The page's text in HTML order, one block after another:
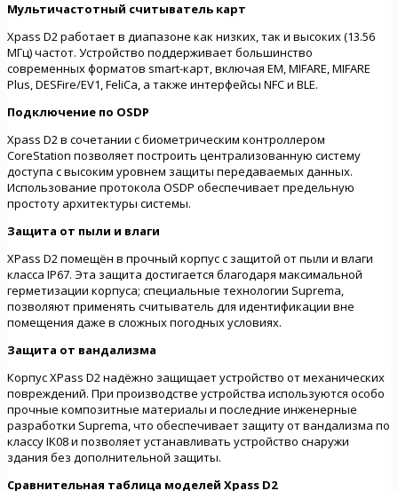
Мультичастотный считыватель карт
Xpass D2 работает в диапазоне как низких, так и высоких (13.56
МГц) частот. Устройство поддерживает большинство
современных форматов smart-карт, включая EM, MIFARE, MIFARE
Plus, DESFire/EV1, FeliCa, а также интерфейсы NFC и BLE.
Подключение по OSDP
Xpass D2 в сочетании с биометрическим контроллером
CoreStation позволяет построить централизованную систему
доступа с высоким уровнем защиты передаваемых данных.
Использование протокола OSDP обеспечивает предельную
простоту архитектуры системы.
Защита от пыли и влаги
XPass D2 помещён в прочный корпус с защитой от пыли и влаги
класса IP67. Эта защита достигается благодаря максимальной
герметизации корпуса; специальные технологии Suprema,
позволяют применять считыватель для идентификации вне
помещения даже в сложных погодных условиях.
Защита от вандализма
Корпус XPass D2 надёжно защищает устройство от механических
повреждений. При производстве устройства используются особо
прочные композитные материалы и последние инженерные
разработки Suprema, что обеспечивает защиту от вандализма по
классу IK08 и позволяет устанавливать устройство снаружи
здания без дополнительной защиты.
Сравнительная таблица моделей Xpass D2